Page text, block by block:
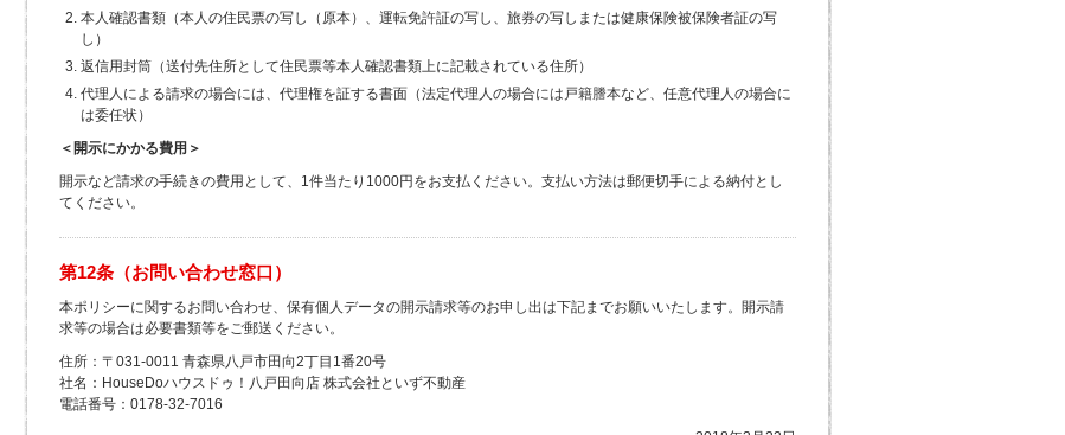
本人確認書類（本人の住民票の写し（原本）、運転免許証の写し、旅券の写しまたは健康保険被保険者証の写
し）
返信用封筒（送付先住所として住民票等本人確認書類上に記載されている住所）
代理人による請求の場合には、代理権を証する書面（法定代理人の場合には戸籍謄本など、任意代理人の場合に
は委任状）
＜開示にかかる費用＞
開示など請求の手続きの費用として、1件当たり1000円をお支払ください。支払い方法は郵便切手による納付とし
てください。
第12条（お問い合わせ窓口）
本ポリシーに関するお問い合わせ、保有個人データの開示請求等のお申し出は下記までお願いいたします。開示請
求等の場合は必要書類等をご郵送ください。
住所：〒031-0011 青森県八戸市田向2丁目1番20号
社名：HouseDoハウスドゥ！八戸田向店 株式会社といず不動産
電話番号：0178-32-7016